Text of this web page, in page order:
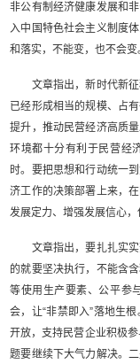
非公有制经济健康发展和
入中国特色社会主义制度
和落实，不能变，也不会变
文章指出，新时代新征
已经形成相当的规模、占
提升，推动民营经济高质
环境都十分有利于民营经
时。要把思想和行动统一
济工作的决策部署上来，
发展定力、增强发展信心，
文章指出，要扎扎实实
的就要坚决执行，不能含
等使用生产要素、公平参
会，让“非禁即入”落地生
开放，支持民营企业积极参
题要继续下大气力解决。